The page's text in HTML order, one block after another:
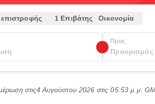
επιστροφής 1 Επιβάτης Οικονομία
Προς
στις4 Αυγούστου 2026 στις 05:53 μ.μ.